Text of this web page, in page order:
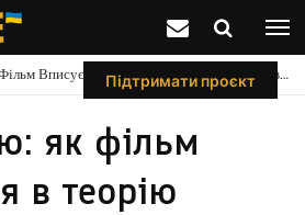
Підтримати проєкт
Вписується В Теорію Спільного Всесвіту Pixar
як фільм
в теорію